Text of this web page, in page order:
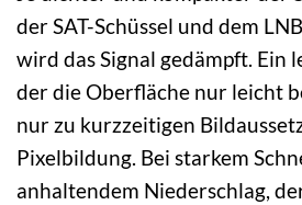
der SAT-Schüssel und dem
wird das Signal gedämpft. Ein
der die Oberfläche nur leicht
nur zu kurzzeitigen
Pixelbildung. Bei starkem
anhaltendem Niederschlag,